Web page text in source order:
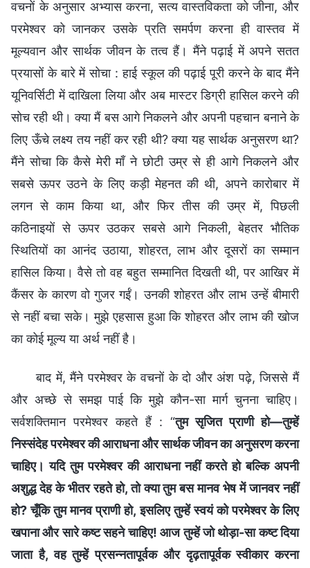
वचनों के अनुसार अभ्यास करना, सत्य वास्तविकता को जीना, और
परमेश्वर को जानकर उसके प्रति समर्पण करना ही वास्तव में
मूल्यवान और सार्थक जीवन के तत्व हैं। मैंने पढ़ाई में अपने सतत
प्रयासों के बारे में सोचा : हाई स्कूल की पढ़ाई पूरी करने के बाद मैंने
यूनिवर्सिटी में दाखिला लिया और अब मास्टर डिग्री हासिल करने की
सोच रही थी। क्या मैं बस आगे निकलने और अपनी पहचान बनाने के
लिए ऊँचे लक्ष्य तय नहीं कर रही थी? क्या यह सार्थक अनुसरण था?
मैंने सोचा कि कैसे मेरी माँ ने छोटी उम्र से ही आगे निकलने और
सबसे ऊपर उठने के लिए कड़ी मेहनत की थी, अपने कारोबार में
लगन से काम किया था, और फिर तीस की उम्र में, पिछली
कठिनाइयों से ऊपर उठकर सबसे आगे निकली, बेहतर भौतिक
स्थितियों का आनंद उठाया, शोहरत, लाभ और दूसरों का सम्मान
हासिल किया। वैसे तो वह बहुत सम्मानित दिखती थी, पर आखिर में
कैंसर के कारण वो गुजर गईं। उनकी शोहरत और लाभ उन्हें बीमारी
से नहीं बचा सके। मुझे एहसास हुआ कि शोहरत और लाभ की खोज
का कोई मूल्य या अर्थ नहीं है।
बाद में, मैंने परमेश्वर के वचनों के दो और अंश पढ़े, जिससे मैं
और अच्छे से समझ पाई कि मुझे कौन-सा मार्ग चुनना चाहिए।
सर्वशक्तिमान परमेश्वर कहते हैं : “तुम सृजित प्राणी हो—तुम्हें
निस्संदेह परमेश्वर की आराधना और सार्थक जीवन का अनुसरण करना
चाहिए। यदि तुम परमेश्वर की आराधना नहीं करते हो बल्कि अपनी
अशुद्ध देह के भीतर रहते हो, तो क्या तुम बस मानव भेष में जानवर नहीं
हो? चूँकि तुम मानव प्राणी हो, इसलिए तुम्हें स्वयं को परमेश्वर के लिए
खपाना और सारे कष्ट सहने चाहिए! आज तुम्हें जो थोड़ा-सा कष्ट दिया
जाता है, वह तुम्हें प्रसन्नतापूर्वक और दृढ़तापूर्वक स्वीकार करना